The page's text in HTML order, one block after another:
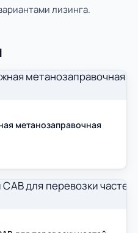
лизинга.
метанозаправочная